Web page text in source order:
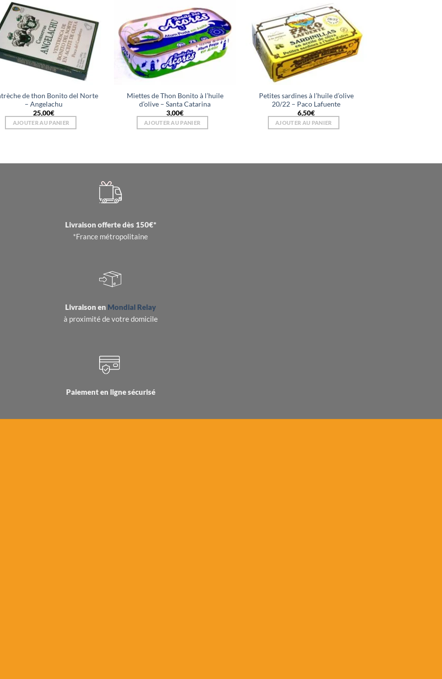
de thon Bonito del Norte
– Angelachu
25,00€
AJOUTER AU PANIER
Miettes de Thon Bonito à l’huile
d’olive – Santa Catarina
3,00€
AJOUTER AU PANIER
Petites sardines à l’huile d’olive
20/22 – Paco Lafuente
6,50€
AJOUTER AU PANIER
Livraison offerte dès 150€*
*France métropolitaine
Livraison en Mondial Relay
à proximité de votre domicile
Paiement en ligne sécurisé